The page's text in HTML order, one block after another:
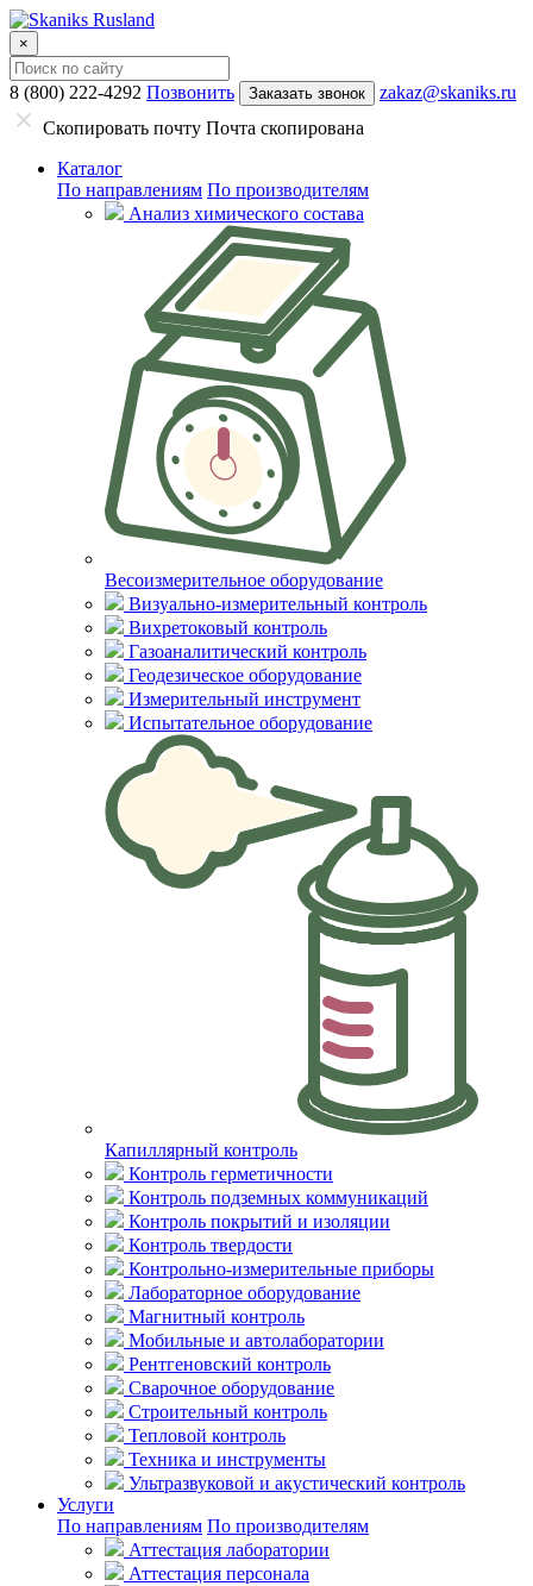
×
8 (800) 222-4292 Позвонить Заказать звонок
zakaz@skaniks.ru
Скопировать почту Почта скопирована
Каталог
По направлениям По производителям
Анализ химического состава
Весоизмерительное оборудование
Визуально-измерительный контроль
Вихретоковый контроль
Газоаналитический контроль
Геодезическое оборудование
Измерительный инструмент
Испытательное оборудование
Капиллярный контроль
Контроль герметичности
Контроль подземных коммуникаций
Контроль покрытий и изоляции
Контроль твердости
Контрольно-измерительные приборы
Лабораторное оборудование
Магнитный контроль
Мобильные и автолаборатории
Рентгеновский контроль
Сварочное оборудование
Строительный контроль
Тепловой контроль
Техника и инструменты
Ультразвуковой и акустический контроль
Услуги
По направлениям По производителям
Аттестация лаборатории
Аттестация персонала